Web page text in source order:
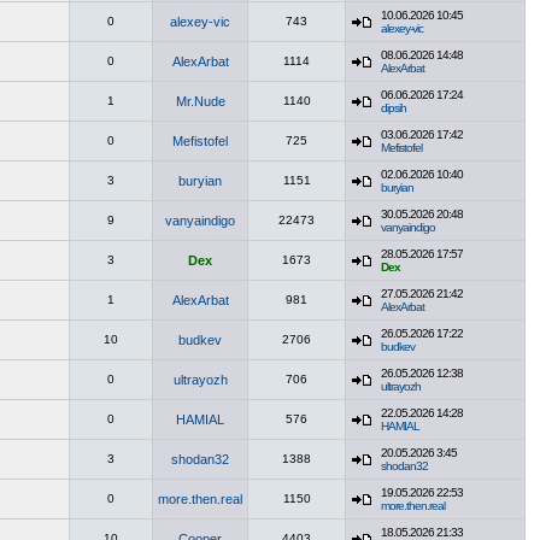
0 alexey-vic 743
10.06.2026 10:45
alexey-vic
0 AlexArbat 1114
08.06.2026 14:48
AlexArbat
1 Mr.Nude 1140
06.06.2026 17:24
dipsih
0 Mefistofel 725
03.06.2026 17:42
Mefistofel
3 buryian 1151
02.06.2026 10:40
buryian
9 vanyaindigo 22473
30.05.2026 20:48
vanyaindigo
3 Dex 1673
28.05.2026 17:57
Dex
1 AlexArbat 981
27.05.2026 21:42
AlexArbat
10 budkev 2706
26.05.2026 17:22
budkev
0 ultrayozh 706
26.05.2026 12:38
ultrayozh
0 HAMIAL 576
22.05.2026 14:28
HAMIAL
3 shodan32 1388
20.05.2026 3:45
shodan32
0 more.then.real 1150
19.05.2026 22:53
more.then.real
18.05.2026 21:33